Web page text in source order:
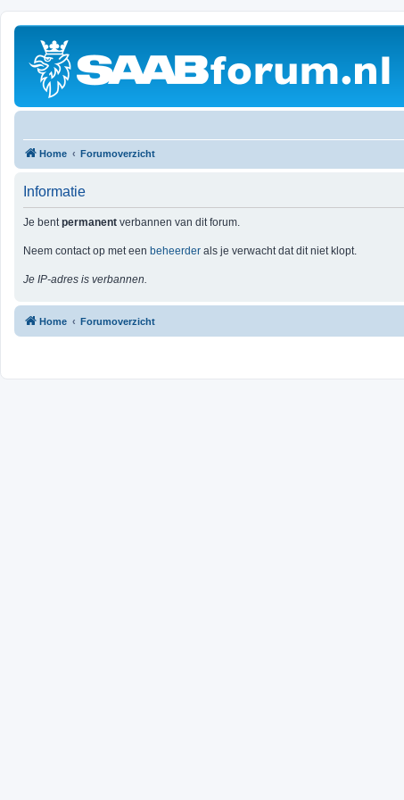
Home Forumoverzicht
Informatie
Je bentpermanent verbannen van dit forum.
Neem contact op met een beheerder als je verwacht dat dit niet klopt.
Je IP-adres is verbannen.
Home Forumoverzicht